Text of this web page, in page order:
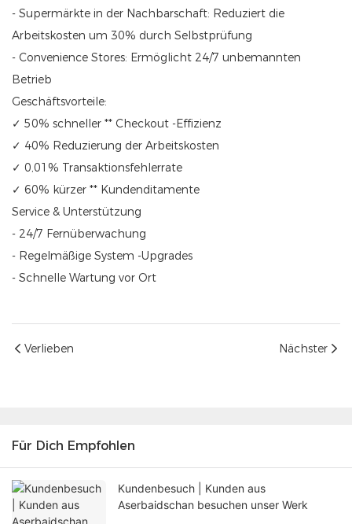
- Supermärkte in der Nachbarschaft: Reduziert die
Arbeitskosten um 30% durch Selbstprüfung
- Convenience Stores: Ermöglicht 24/7 unbemannten
Betrieb
Geschäftsvorteile:
✓ 50% schneller ** Checkout -Effizienz
✓ 40% Reduzierung der Arbeitskosten
✓ 0,01% Transaktionsfehlerrate
✓ 60% kürzer ** Kundenditamente
Service & Unterstützung
- 24/7 Fernüberwachung
- Regelmäßige System -Upgrades
- Schnelle Wartung vor Ort
Verlieben Nächster
Für Dich Empfohlen
Kundenbesuch | Kunden aus
Aserbaidschan besuchen unser Werk